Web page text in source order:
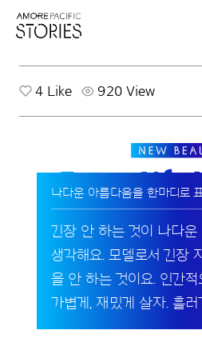
4 Like 920 View
나다운 아름다움을 한마디로
긴장 안 하는 것이 나다운
생각해요. 모델로서 긴장
을 안 하는 것이요. 인간적
가볍게, 재밌게 살자. 흘러